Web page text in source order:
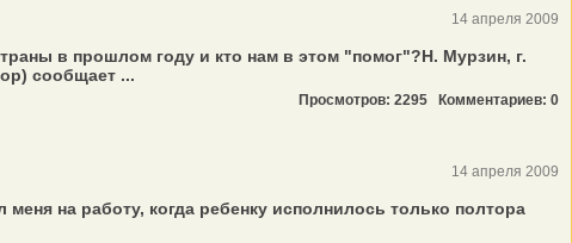
14 апреля 2009
в прошлом году и кто нам в этом "помог"?Н. Мурзин, г.
сообщает ...
Просмотров: 2295 Комментариев: 0
14 апреля 2009
на работу, когда ребенку исполнилось только полтора